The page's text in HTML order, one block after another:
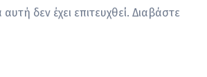
δεν έχει επιτευχθεί. Διαβάστε